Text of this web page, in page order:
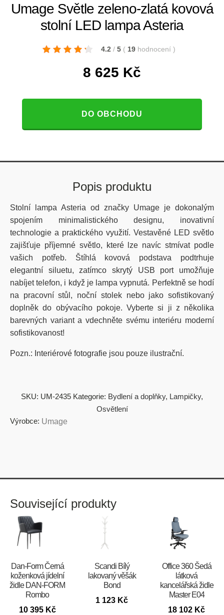
Umage Světle zeleno-zlatá kovová
stolní LED lampa Asteria
4.2 / 5 ( 19 hodnocení )
8 625 Kč
DO OBCHODU
Popis produktu
Stolní lampa Asteria od značky Umage je dokonalým
spojením minimalistického designu, inovativní
technologie a praktického využití. Vestavěné LED světlo
zajišťuje příjemné světlo, které lze navíc stmívat podle
vašich potřeb. Štíhlá kovová podstava podtrhuje
elegantní siluetu, zatímco skrytý USB port umožňuje
nabíjet telefon, i když je lampa vypnutá. Perfektně se hodí
na pracovní stůl, noční stolek nebo jako sofistikovaný
doplněk do obývacího pokoje. Vyberte si ji z několika
barevných variant a vdechněte svému interiéru moderní
sofistikovanost!
Pozn.: Interiérové fotografie jsou pouze ilustrační.
SKU: UM-2435 Kategorie: Bydlení a doplňky, Lampičky,
Osvětlení
Výrobce: Umage
Související produkty
​​​​​Dan-Form Černá
koženková jídelní
židle DAN-FORM
Rombo
10 395 Kč
Scandi Bílý
lakovaný věšák
Bond
1 123 Kč
Office 360 Šedá
látková
kancelářská židle
Master E04
18 102 Kč